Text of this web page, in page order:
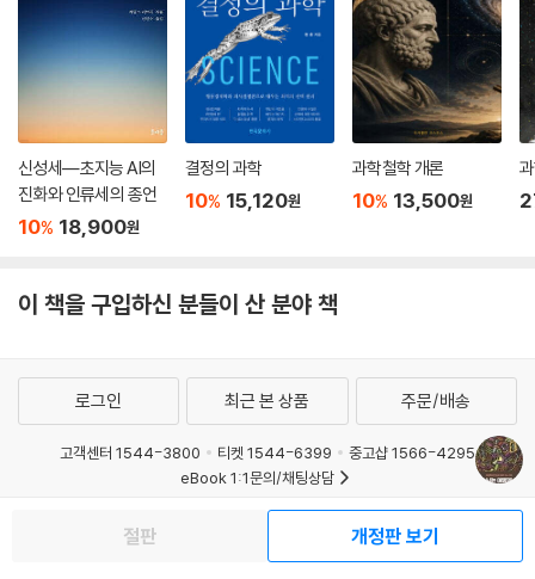
이러한 발견의 의미는 무엇일까? 우리는 흔히 뇌 속의 모든 조직은 태아기
나 유아기 초기에 형성되며, 일단 한번 형성되고 나면 성인이 되어도 변하
지 않는다고 생각한다. 뇌놀중처럼 신경계가 한번 손상을 입으면 거의 그
기능이 회복될 수 없는 것도 이 때문이라고 생각한다. 그러나 라마찬드란
은 성인의 뇌에도 엄청난 유연성이 존재한다고 주장한다.
팔을 잃기 전 마비를 경험했던 환자 중에는 팔을 잃은 후에도 마비를 느끼
는 사람들이 있다. 있지도 않은 환상 팔의 마비(그러나 실제로 고통을 느낀
각적 피드백을 줄 수 있다면 이 의사 마비는 사라질 것이다. 라마찬드란은
신성세―초지능 AI의
진화와 인류세의 종언
10% 18,900원
결정의 과학
10% 15,120원
과학철학 개론
10% 13,500원
이 책을 구입하신 분들이 산 분야 책
절판 개정판 보기
로그인 최근 본 상품 주문/배송
고객센터 1544-3800 티켓 1544-6399
중고샵 1566-4295
eBook 1:1문의/채팅상담
예스이십사(주) 사업자 정보
이용약관
청소년보호정책